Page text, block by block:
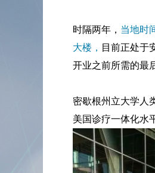
时隔两年， 当地时
大楼， 目前正处于
开业之前所需的最
密歇根州立大学人
美国诊疗一体化水